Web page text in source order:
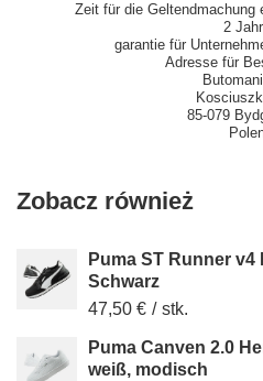
Zeit für die Geltendmachung
2
garantie für
Adresse für
85-079
Zobacz również
Puma ST Runner v4
Schwarz
47,50 € / stk.
Puma Canven 2.0
weiß, modisch